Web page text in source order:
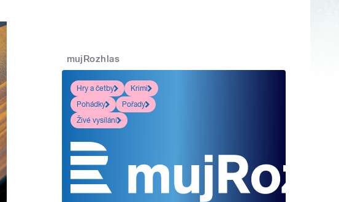
mujRozhlas
Hry a četby
Krimi
Pohádky
Pořady
Živé vysílání